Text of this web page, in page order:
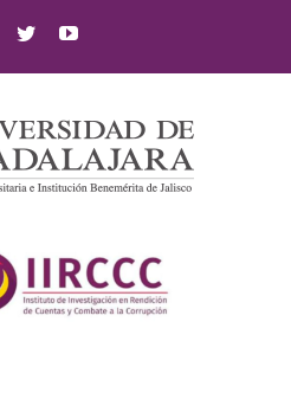
Facebook
TwitterYouTube